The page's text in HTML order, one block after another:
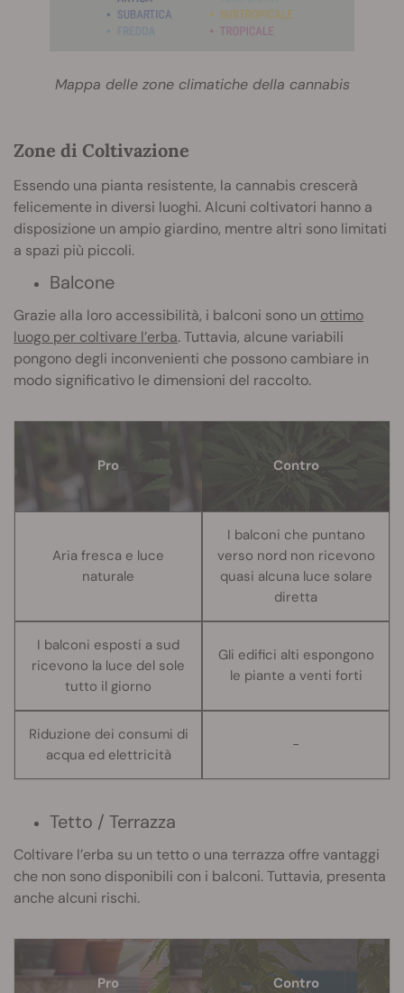
Mappa delle zone climatiche della cannabis
Zone di Coltivazione
Essendo una pianta resistente, la cannabis crescerà
felicemente in diversi luoghi. Alcuni coltivatori hanno a
disposizione un ampio giardino, mentre altri sono limitati
a spazi più piccoli.
Balcone
Grazie alla loro accessibilità, i balconi sono un ottimo
luogo per coltivare l’erba. Tuttavia, alcune variabili
pongono degli inconvenienti che possono cambiare in
modo significativo le dimensioni del raccolto.
Pro Contro
Aria fresca e luce
naturale
I balconi che puntano
verso nord non ricevono
quasi alcuna luce solare
diretta
I balconi esposti a sud
ricevono la luce del sole
tutto il giorno
Gli edifici alti espongono
le piante a venti forti
Riduzione dei consumi di
acqua ed elettricità
-
Tetto / Terrazza
Coltivare l’erba su un tetto o una terrazza offre vantaggi
che non sono disponibili con i balconi. Tuttavia, presenta
anche alcuni rischi.
Pro Contro